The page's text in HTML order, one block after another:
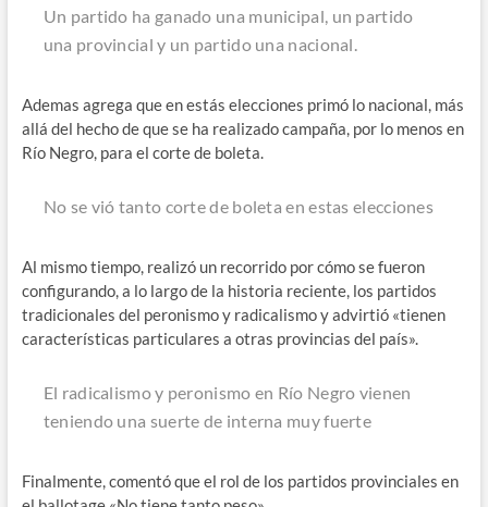
Un partido ha ganado una municipal, un partido
una provincial y un partido una nacional.
Ademas agrega que en estás elecciones primó lo nacional, más
allá del hecho de que se ha realizado campaña, por lo menos en
Río Negro, para el corte de boleta.
No se vió tanto corte de boleta en estas elecciones
Al mismo tiempo, realizó un recorrido por cómo se fueron
configurando, a lo largo de la historia reciente, los partidos
tradicionales del peronismo y radicalismo y advirtió «tienen
características particulares a otras provincias del país».
El radicalismo y peronismo en Río Negro vienen
teniendo una suerte de interna muy fuerte
Finalmente, comentó que el rol de los partidos provinciales en